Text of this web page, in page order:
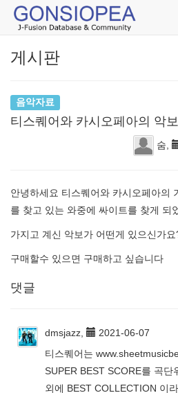
게시판
음악자료
티스퀘어와 카시오페아의 악
숨,
안녕하세요 티스퀘어와 카시오페아의
를 찾고 있는 와중에 싸이트를 찾게 되
가지고 계신 악보가 어떤게 있으신가요
구매할수 있으면 구매하고 싶습니다
댓글
dmsjazz,
2021-06-07
티스퀘어는
SUPER BEST SCORE를 곡단
외에 BEST COLLECTION 이